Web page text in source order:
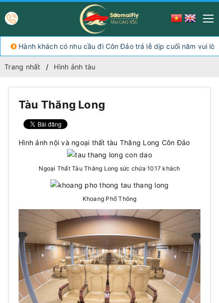
Hành khách có nhu cầu đi Côn Đảo trả lễ dịp cuối năm vui
Trang nhất Hình ảnh tàu
Tàu Thăng Long
Hình ảnh nội và ngoại thất tàu Thăng Long Côn Đảo
Ngoại Thất Tàu Thăng Long sức chứa 1017 khách
Khoang Phổ Thông